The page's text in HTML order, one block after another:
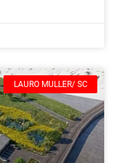
LAURO MULLER/ SC